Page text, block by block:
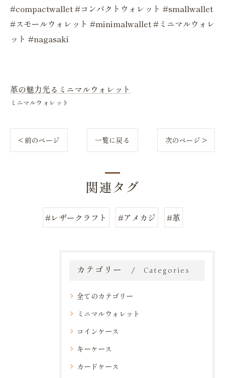
#compactwallet #コンパクトウォレット #smallwallet
#スモールウォレット #minimalwallet #ミニマルウォレ
ット #nagasaki
革の魅力光るミニマルウォレット
ミニマルウォレット
< 前のページ 一覧に戻る 次のページ >
関連タグ
#レザークラフト #アメカジ #革
カテゴリー Categories
全てのカテゴリー
ミニマルウォレット
コインケース
キーケース
カードケース